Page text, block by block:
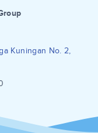
Kuningan No. 2,